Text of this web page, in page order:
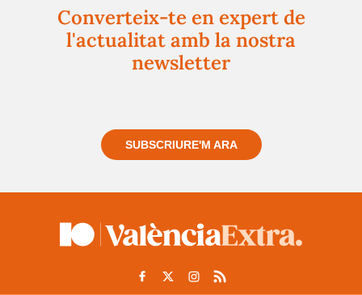
Converteix-te en expert de
l'actualitat amb la nostra
newsletter
SUBSCRIURE'M ARA